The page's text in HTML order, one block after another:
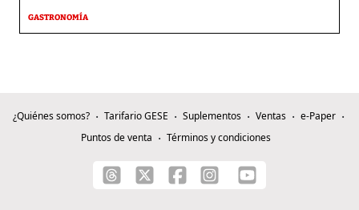
GASTRONOMÍA
¿Quiénes somos? Tarifario GESE Suplementos Ventas
e-Paper
Puntos de venta
Términos y condiciones